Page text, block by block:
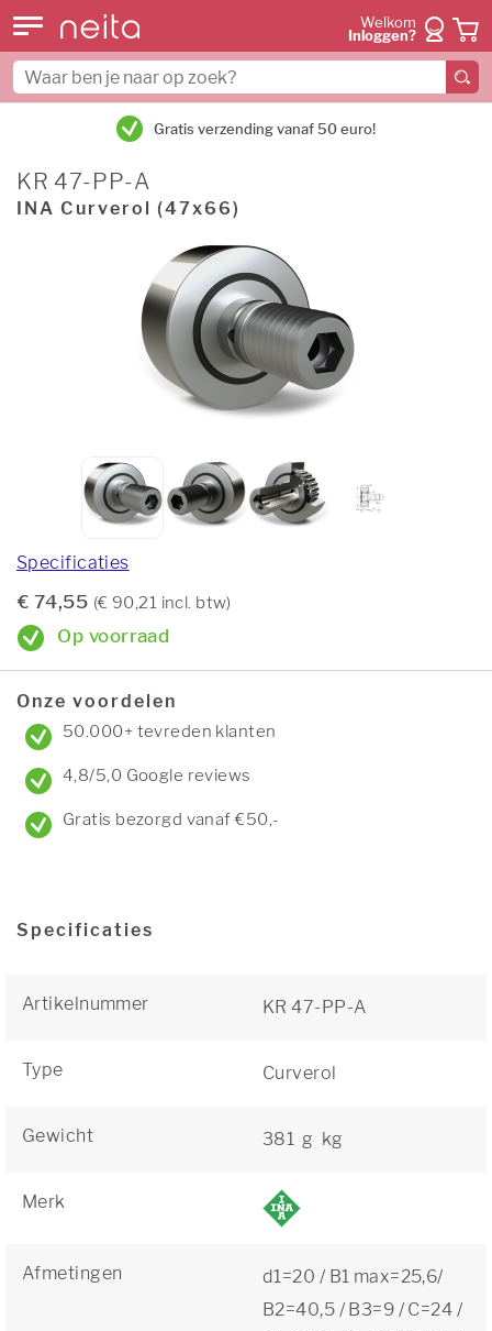
Welkom
Inloggen?
Gratis verzending vanaf 50 euro!
KR 47-PP-A
INA Curverol (47x66)
Specificaties
€ 74,55 (€ 90,21 incl. btw)
Op voorraad
Onze voordelen
50.000+ tevreden klanten
4,8/5,0 Google reviews
Gratis bezorgd vanaf €50,-
Specificaties
Artikelnummer KR 47-PP-A
Type Curverol
Gewicht 381 g kg
Merk
Afmetingen
d1=20 / B1 max=25,6/
B2=40,5 / B3=9 / C=24 /